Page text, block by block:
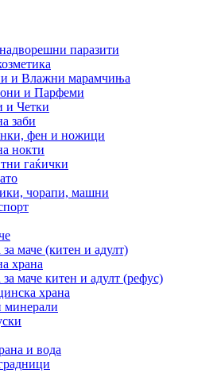
паразити
и Влажни марамчиња
и Парфеми
и Четки
заби
фен и ножици
нокти
гаќички
чорапи, машни
маче (китен и адулт)
храна
маче китен и адулт (рефус)
храна
и вода